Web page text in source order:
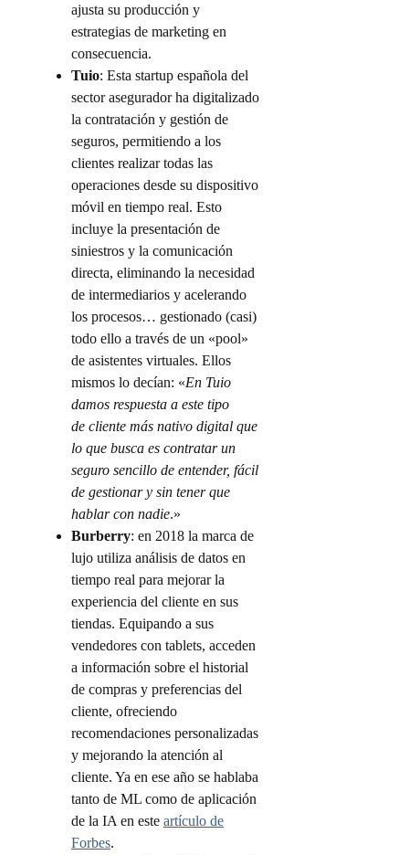
ajusta su producción y
estrategias de marketing en
consecuencia.
Tuio: Esta startup española del
sector asegurador ha digitalizado
la contratación y gestión de
seguros, permitiendo a los
clientes realizar todas las
operaciones desde su dispositivo
móvil en tiempo real. Esto
incluye la presentación de
siniestros y la comunicación
directa, eliminando la necesidad
de intermediarios y acelerando
los procesos… gestionado (casi)
todo ello a través de un «pool»
de asistentes virtuales. Ellos
mismos lo decían: «En Tuio
damos respuesta a este tipo
de cliente más nativo digital que
lo que busca es contratar un
seguro sencillo de entender, fácil
de gestionar y sin tener que
hablar con nadie.»
Burberry: en 2018 la marca de
lujo utiliza análisis de datos en
tiempo real para mejorar la
experiencia del cliente en sus
tiendas. Equipando a sus
vendedores con tablets, acceden
a información sobre el historial
de compras y preferencias del
cliente, ofreciendo
recomendaciones personalizadas
y mejorando la atención al
cliente. Ya en ese año se hablaba
tanto de ML como de aplicación
de la IA en este artículo de
Forbes.